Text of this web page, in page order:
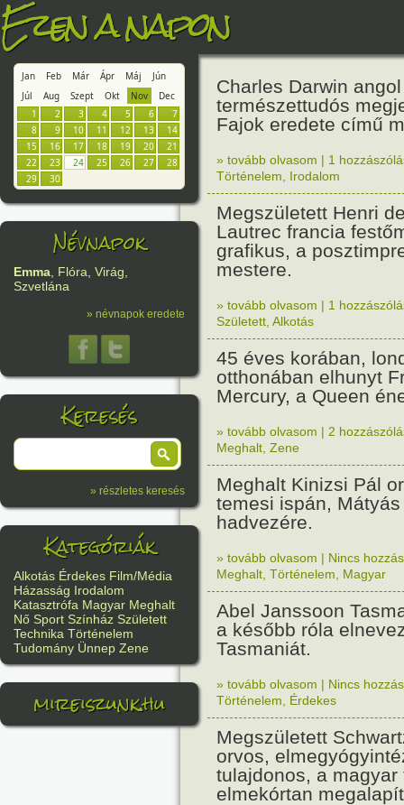
Ezen a napon
Jan Feb Már Ápr Máj
Jún
Júl
Aug Szept Okt Nov
Dec
1
2 3 4 5 6
7
8
9 10 11 12 13
14
15
16 17 18 19 20
21
22
23 24 25 26 27
28
29
30
Névnapok
Emma, Flóra, Virág,
Szvetlána
» névnapok eredete
Keresés
» részletes keresés
Kategóriák
Alkotás Érdekes Film/Média
Házasság Irodalom
Katasztrófa Magyar Meghalt
Nő Sport Színház Született
Technika Történelem
Tudomány Ünnep Zene
mireiszunk.hu
Charles Darwin angol
természettudós
Fajok eredete című
» tovább olvasom | 1
Történelem
Irodalom
Megszületett Henri
Lautrec francia
grafikus, a
mestere.
» tovább olvasom | 1
Született Alkotás
45 éves korában,
otthonában elhunyt
Mercury, a Queen
» tovább olvasom | 2
Meghalt Zene
Meghalt Kinizsi Pál
temesi ispán,
hadvezére.
» tovább olvasom | Nincs
Meghalt Történelem Magyar
Abel Janssoon
a később róla
Tasmaniát.
» tovább olvasom | Nincs
Történelem
Érdekes
Megszületett
orvos,
tulajdonos, a magyar
elmekórtan